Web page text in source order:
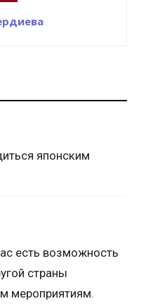
японским
есть возможность
страны
мероприятиям.